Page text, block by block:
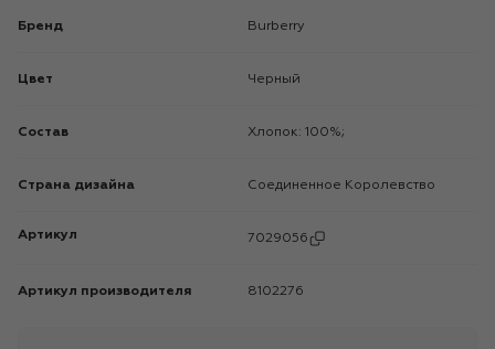
Бренд Burberry
Цвет Черный
Состав Хлопок: 100%;
Страна дизайна Соединенное Королевство
Артикул 7029056
Артикул производителя 8102276